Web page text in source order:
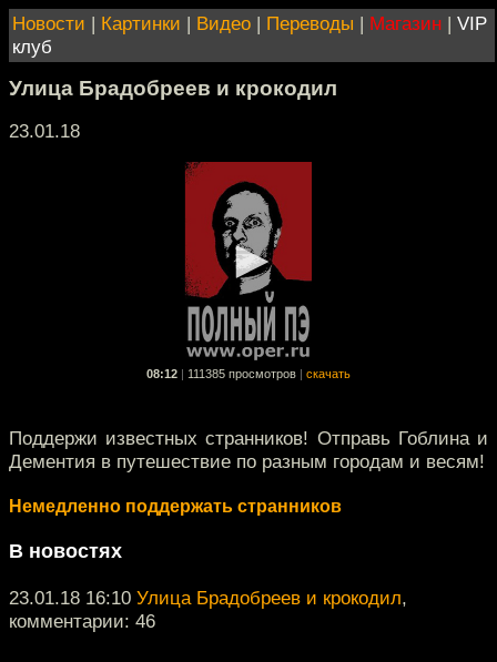
Новости | Картинки | Видео | Переводы | Магазин | VIP
клуб
Улица Брадобреев и крокодил
23.01.18
08:12 111385 просмотров скачать
Поддержи известных странников! Отправь Гоблина и
Дементия в путешествие по разным городам и весям!
Немедленно поддержать странников
В новостях
23.01.18 16:10 Улица Брадобреев и крокодил,
комментарии: 46